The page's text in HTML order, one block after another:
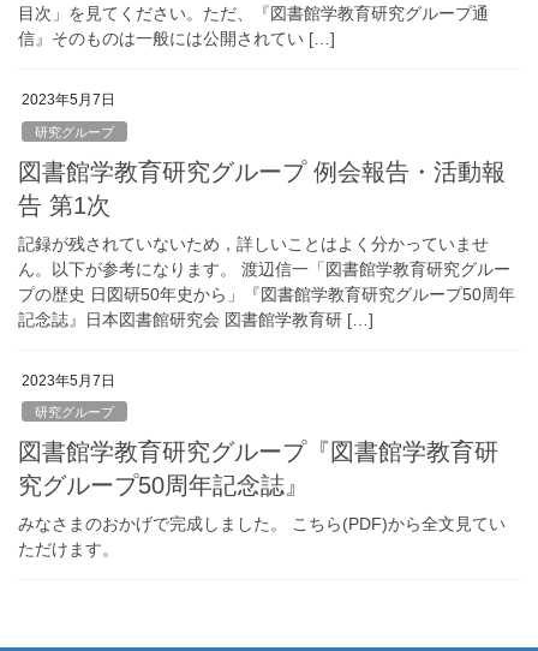
目次」を見てください。ただ、『図書館学教育研究グループ通
信』そのものは一般には公開されてい […]
2023年5月7日
研究グループ
図書館学教育研究グループ 例会報告・活動報
告 第1次
記録が残されていないため，詳しいことはよく分かっていませ
ん。以下が参考になります。 渡辺信一「図書館学教育研究グルー
プの歴史 日図研50年史から」『図書館学教育研究グループ50周年
記念誌』日本図書館研究会 図書館学教育研 […]
2023年5月7日
研究グループ
図書館学教育研究グループ『図書館学教育研
究グループ50周年記念誌』
みなさまのおかげで完成しました。 こちら(PDF)から全文見てい
ただけます。